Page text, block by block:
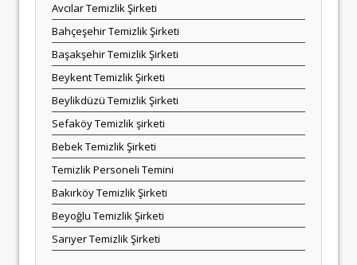
Avcılar Temizlik Şirketi
Bahçeşehir Temizlik Şirketi
Başakşehir Temizlik Şirketi
Beykent Temizlik Şirketi
Beylikdüzü Temizlik Şirketi
Sefaköy Temizlik şirketi
Bebek Temizlik Şirketi
Temizlik Personeli Temini
Bakırköy Temizlik Şirketi
Beyoğlu Temizlik Şirketi
Sarıyer Temizlik Şirketi